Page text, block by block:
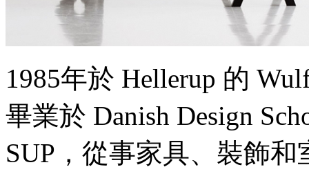
Accessory 配件
居家用品 Homeware
廚房餐具 Kitchenware
家飾 Decoration
風尚 Stylish
家電 Electronics
兒童用品 For Kids
寵物用品 For Pets
Design + Art
Food + Drink
Style + Fashion
1985年於 Hellerup 的
畢業於 Danish Design
SUP，從事家具、裝飾